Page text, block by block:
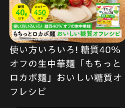
使い方いろいろ! 糖質40%
オフの生中華麺「もちっと
ロカボ麺」おいしい糖質オ
フレシピ